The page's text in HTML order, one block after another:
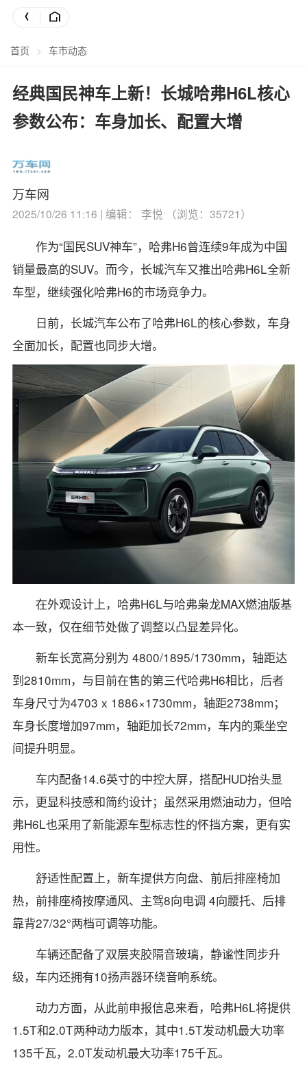
首页 > 车市动态
经典国民神车上新！长城哈弗H6L核心
参数公布：车身加长、配置大增
万车网
2025/10/26 11:16 | 编辑： 李悦 （浏览：35721）
作为“国民SUV神车”，哈弗H6曾连续9年成为中国
销量最高的SUV。而今，长城汽车又推出哈弗H6L全新
车型，继续强化哈弗H6的市场竞争力。
日前，长城汽车公布了哈弗H6L的核心参数，车身
全面加长，配置也同步大增。
在外观设计上，哈弗H6L与哈弗枭龙MAX燃油版基
本一致，仅在细节处做了调整以凸显差异化。
新车长宽高分别为 4800/1895/1730mm，轴距达
到2810mm，与目前在售的第三代哈弗H6相比，后者
车身尺寸为4703 x 1886×1730mm，轴距2738mm；
车身长度增加97mm，轴距加长72mm，车内的乘坐空
间提升明显。
车内配备14.6英寸的中控大屏，搭配HUD抬头显
示，更显科技感和简约设计；虽然采用燃油动力，但哈
弗H6L也采用了新能源车型标志性的怀挡方案，更有实
用性。
舒适性配置上，新车提供方向盘、前后排座椅加
热，前排座椅按摩通风、主驾8向电调 4向腰托、后排
靠背27/32°两档可调等功能。
车辆还配备了双层夹胶隔音玻璃，静谧性同步升
级，车内还拥有10扬声器环绕音响系统。
动力方面，从此前申报信息来看，哈弗H6L将提供
1.5T和2.0T两种动力版本，其中1.5T发动机最大功率
135千瓦，2.0T发动机最大功率175千瓦。